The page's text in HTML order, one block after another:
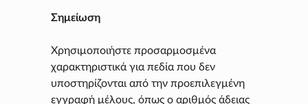
Σημείωση
Χρησιμοποιήστε προσαρμοσμένα
χαρακτηριστικά για πεδία που δεν
υποστηρίζονται από την προεπιλεγμένη
εγγραφή μέλους, όπως ο αριθμός άδειας